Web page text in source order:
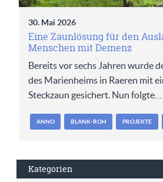
30. Mai 2026
Eine Zaunlösung für den
Menschen mit Demenz
Bereits vor sechs Jahren wurde
des Marienheims in Raeren mit
Steckzaun gesichert. Nun folgte…
ANNO BLANK-ROH PROJEKTE
Kategorien